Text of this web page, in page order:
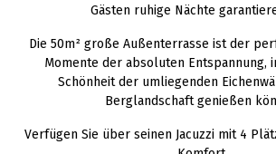
Gästen ruhige Nächte
Die 50m² große Außenterrasse ist der
Momente der absoluten Entspannung,
Schönheit der umliegenden
Berglandschaft genießen
Verfügen Sie über seinen Jacuzzi mit 4